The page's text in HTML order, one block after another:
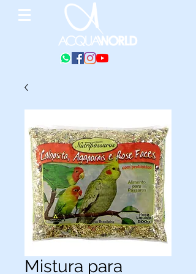
Mistura para